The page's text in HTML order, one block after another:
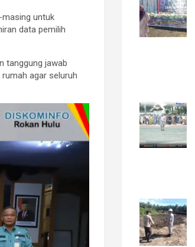
masing untuk
data pemilih
tanggung jawab
agar seluruh